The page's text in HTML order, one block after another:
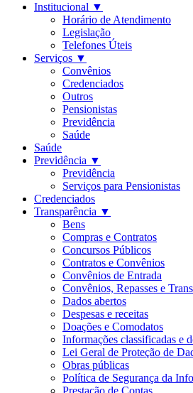
Institucional ▼
Horário de Atendimento
Legislação
Telefones Úteis
Serviços ▼
Convênios
Credenciados
Outros
Pensionistas
Previdência
Saúde
Saúde
Previdência ▼
Previdência
Serviços para Pensionistas
Credenciados
Transparência ▼
Bens
Compras e Contratos
Concursos Públicos
Contratos e Convênios
Convênios de Entrada
Convênios, Repasses e
Dados abertos
Despesas e receitas
Doações e Comodatos
Informações classificadas e
Lei Geral de Proteção de
Obras públicas
Política de Segurança da
Prestação de Contas